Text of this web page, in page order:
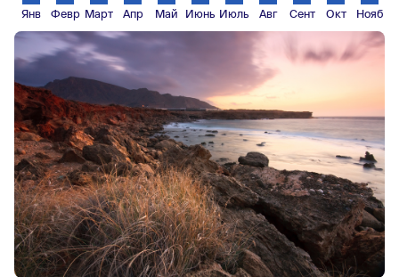
Янв Февр Март Апр Май Июнь Июль Авг Сент Окт Нояб